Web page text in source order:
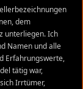
dem
unterliegen. Ich
Namen und alle
Erfahrungswerte,
tätig war,
Irrtümer,